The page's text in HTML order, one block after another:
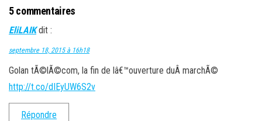
5 commentaires
EliLAIK dit :
septembre 18, 2015 à 16h18
Golan tÃ©lÃ©com, la fin de lâ€™ouverture duÂ marchÃ©
http://t.co/dIEyUW6S2v
Répondre